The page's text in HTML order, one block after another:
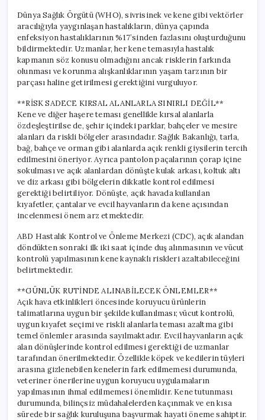
Dünya Sağlık Örgütü (WHO), sivrisinek ve kene gibi vektörler
aracılığıyla yaygınlaşan hastalıkların, dünya çapında
enfeksiyon hastalıklarının %17’sinden fazlasını oluşturduğunu
bildirmektedir. Uzmanlar, her kene temasıyla hastalık
kapmanın söz konusu olmadığını ancak risklerin farkında
olunması ve korunma alışkanlıklarının yaşam tarzının bir
parçası haline getirilmesi gerektiğini vurguluyor.
**RİSK SADECE KIRSAL ALANLARLA SINIRLI DEĞİL**
Kene ve diğer haşere teması genellikle kırsal alanlarla
özdeşleştirilse de, şehir içindeki parklar, bahçeler ve mesire
alanları da riskli bölgeler arasındadır. Sağlık Bakanlığı, tarla,
bağ, bahçe ve orman gibi alanlarda açık renkli giysilerin tercih
edilmesini öneriyor. Ayrıca pantolon paçalarının çorap içine
sokulması ve açık alanlardan dönüşte kulak arkası, koltuk altı
ve diz arkası gibi bölgelerin dikkatle kontrol edilmesi
gerektiği belirtiliyor. Dönüşte, açık havada kullanılan
kıyafetler, çantalar ve evcil hayvanların da kene açısından
incelenmesi önem arz etmektedir.
ABD Hastalık Kontrol ve Önleme Merkezi (CDC), açık alandan
döndükten sonraki ilk iki saat içinde duş alınmasının ve vücut
kontrolü yapılmasının kene kaynaklı riskleri azaltabileceğini
belirtmektedir.
**GÜNLÜK RUTİNDE ALINABİLECEK ÖNLEMLER**
Açık hava etkinlikleri öncesinde koruyucu ürünlerin
talimatlarına uygun bir şekilde kullanılması; vücut kontrolü,
uygun kıyafet seçimi ve riskli alanlarla teması azaltma gibi
temel önlemler arasında sayılmaktadır. Evcil hayvanların açık
alan dönüşlerinde kontrol edilmesi gerektiği de uzmanlar
tarafından önerilmektedir. Özellikle köpek ve kedilerin tüyleri
arasına gizlenebilen kenelerin fark edilmemesi durumunda,
veteriner önerilerine uygun koruyucu uygulamaların
yapılmasının ihmal edilmemesi önemlidir. Kene tutunması
durumunda, bilinçsiz müdahalelerden kaçınmak ve en kısa
sürede bir sağlık kuruluşuna başvurmak hayati öneme sahiptir.